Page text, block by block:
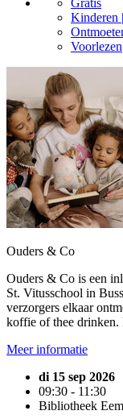
Gratis
Kinderen
Voorlezen
Ouders & Co
Ouders & Co is een
St. Vitusschool in
verzorgers elkaar
koffie of thee drinken.
Meer informatie
di 15 sep 2026
09:30 - 11:30
Bibliotheek